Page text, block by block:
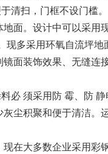
清扫，门框不设门槛。
面。设计中可以采用
现多采用环氧自流坪地
面装饰效果、无缝连
必 须采用防 霉、防
尘积聚和便于清洁。
在大多数企业采用彩